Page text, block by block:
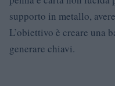
supporto in metallo,
L’obiettivo è creare una
generare chiavi.